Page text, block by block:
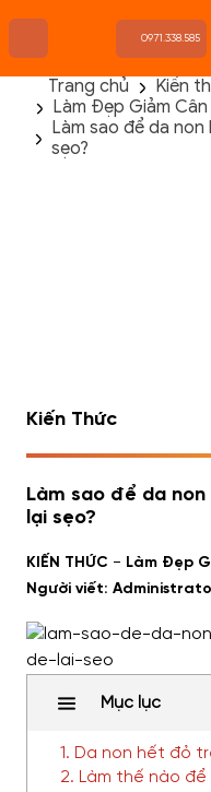
TRANG CHỦ
FLASH SALE
THANH LÝ
0971.338.585
Trang chủ Kiến
Làm Đẹp Giảm Cân
Làm sao để da
sẹo?
Kiến Thức
Làm sao để da
lại sẹo?
KIẾN THỨC - Làm Đẹp
Người viết:
Mục lục
1. Da non hết đỏ
2. Làm thế nào